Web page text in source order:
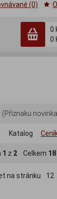
0
0
(0)
(Příznaku
Katalog
1 z 2 Celkem 18
na stránku 12